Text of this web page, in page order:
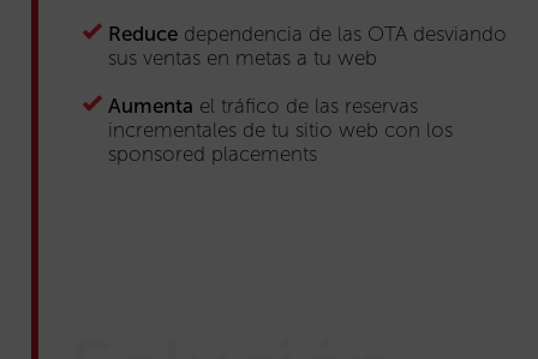
Reducedependencia de las OTA desviando
sus ventas en metas a tu web
Aumenta el tráfico de las reservas
incrementales de tu sitio web con los
sponsored placements